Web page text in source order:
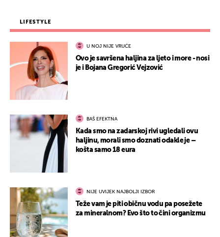
LIFESTYLE
U NOJ NIJE VRUĆE
Ovo je savršena haljina za ljeto i more - nosi
je i Bojana Gregorić Vejzović
BAŠ EFEKTNA
Kada smo na zadarskoj rivi ugledali ovu
haljinu, morali smo doznati odakle je –
košta samo 18 eura
NIJE UVIJEK NAJBOLJI IZBOR
Teže vam je piti običnu vodu pa posežete
za mineralnom? Evo što to čini organizmu